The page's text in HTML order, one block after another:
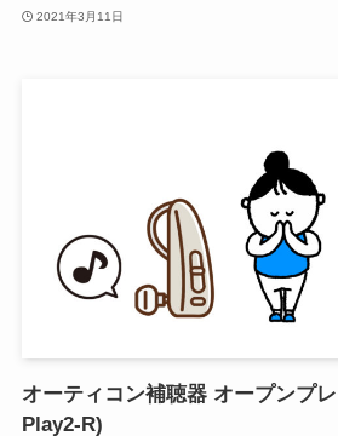
2021年3月11日
オーティコン補聴器 オープンプ
Play2-R)